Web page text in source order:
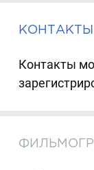
КОНТАКТЫ
Контакты